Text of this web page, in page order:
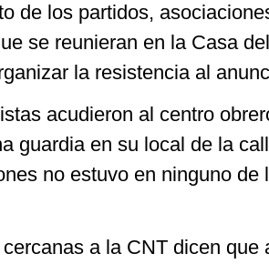
de los partidos,
se reunieran en la Casa
la resistencia al
acudieron al centro
guardia en su local de la
no estuvo en ninguno de
a la CNT dicen que